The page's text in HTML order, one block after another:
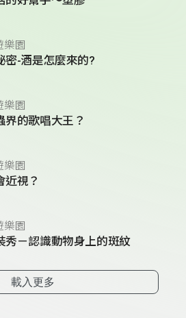
樂園
密-酒是怎麼來的?
樂園
界的歌唱大王？
樂園
近視？
樂園
秀－認識動物身上的斑紋
載入更多